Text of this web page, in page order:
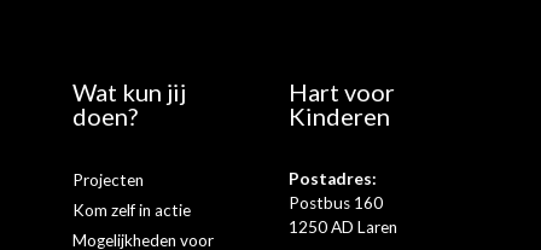
Wat kun jij
doen?
Projecten
Kom zelf in actie
Mogelijkheden voor
Hart voor
Kinderen
Postadres:
Postbus 160
1250 AD Laren